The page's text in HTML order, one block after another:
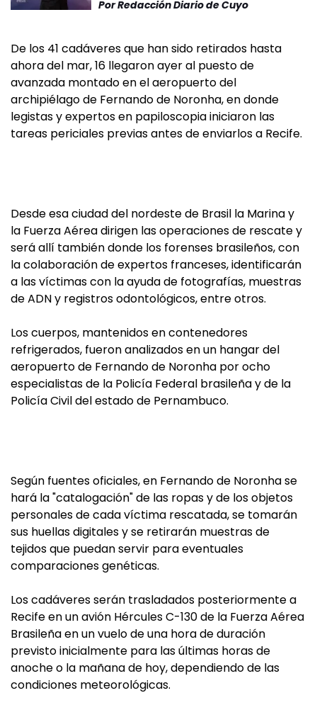
PorRedacción Diario de Cuyo
De los 41 cadáveres que han sido retirados hasta
ahora del mar, 16 llegaron ayer al puesto de
avanzada montado en el aeropuerto del
archipiélago de Fernando de Noronha, en donde
legistas y expertos en papiloscopia iniciaron las
tareas periciales previas antes de enviarlos a Recife.
Desde esa ciudad del nordeste de Brasil la Marina y
la Fuerza Aérea dirigen las operaciones de rescate y
será allí también donde los forenses brasileños, con
la colaboración de expertos franceses, identificarán
a las víctimas con la ayuda de fotografías, muestras
de ADN y registros odontológicos, entre otros.
Los cuerpos, mantenidos en contenedores
refrigerados, fueron analizados en un hangar del
aeropuerto de Fernando de Noronha por ocho
especialistas de la Policía Federal brasileña y de la
Policía Civil del estado de Pernambuco.
Según fuentes oficiales, en Fernando de Noronha se
hará la "catalogación" de las ropas y de los objetos
personales de cada víctima rescatada, se tomarán
sus huellas digitales y se retirarán muestras de
tejidos que puedan servir para eventuales
comparaciones genéticas.
Los cadáveres serán trasladados posteriormente a
Recife en un avión Hércules C-130 de la Fuerza Aérea
Brasileña en un vuelo de una hora de duración
previsto inicialmente para las últimas horas de
anoche o la mañana de hoy, dependiendo de las
condiciones meteorológicas.